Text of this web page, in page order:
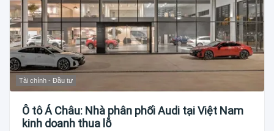
Tài chính - Đầu tư
Ô tô Á Châu: Nhà phân phối Audi tại Việt Nam
kinh doanh thua lỗ